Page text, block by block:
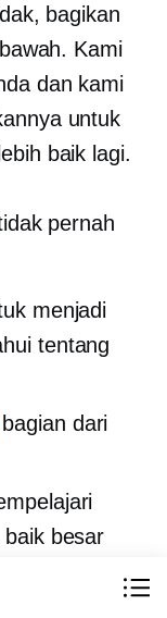
bagikan
Kami
dan kami
untuk
baik lagi.
pernah
menjadi
tentang
bagian dari
besar